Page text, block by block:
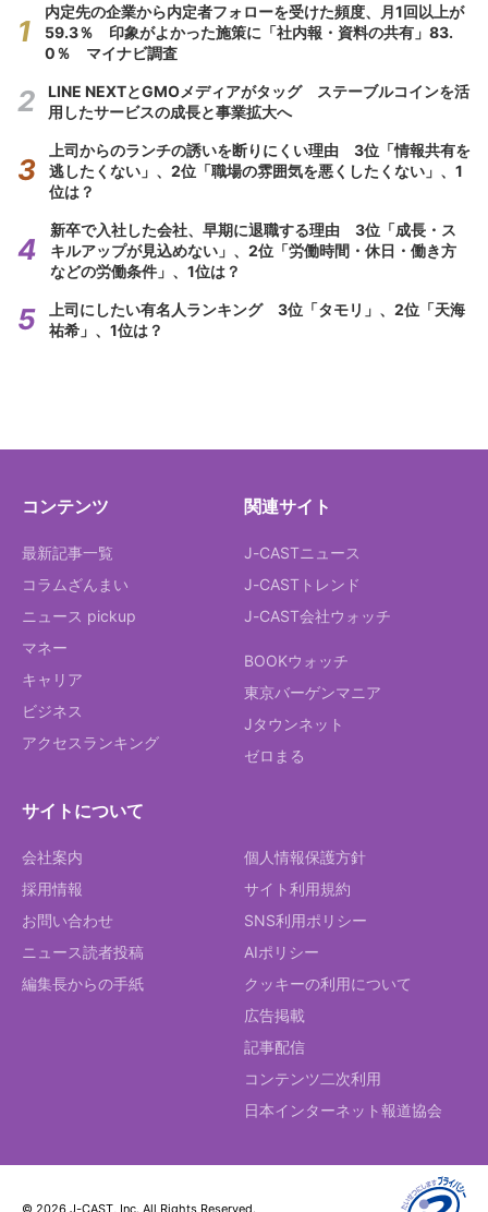
内定先の企業から内定者フォローを受けた頻度、月1回以上が
59.3％ 印象がよかった施策に「社内報・資料の共有」83.
0％ マイナビ調査
LINE NEXTとGMOメディアがタッグ ステーブルコインを活
用したサービスの成長と事業拡大へ
上司からのランチの誘いを断りにくい理由 3位「情報共有を
逃したくない」、2位「職場の雰囲気を悪くしたくない」、1
位は？
新卒で入社した会社、早期に退職する理由 3位「成長・ス
キルアップが見込めない」、2位「労働時間・休日・働き方
などの労働条件」、1位は？
上司にしたい有名人ランキング 3位「タモリ」、2位「天海
祐希」、1位は？
コンテンツ
最新記事一覧
コラムざんまい
ニュース pickup
マネー
キャリア
ビジネス
アクセスランキング
関連サイト
J-CASTニュース
J-CASTトレンド
J-CAST会社ウォッチ
BOOKウォッチ
東京バーゲンマニア
Jタウンネット
ゼロまる
サイトについて
会社案内
採用情報
お問い合わせ
ニュース読者投稿
編集長からの手紙
個人情報保護方針
サイト利用規約
SNS利用ポリシー
AIポリシー
クッキーの利用について
広告掲載
記事配信
コンテンツ二次利用
日本インターネット報道協会